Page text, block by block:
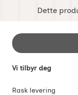
Dette
Footer-
Vi tilbyr deg
Rask levering